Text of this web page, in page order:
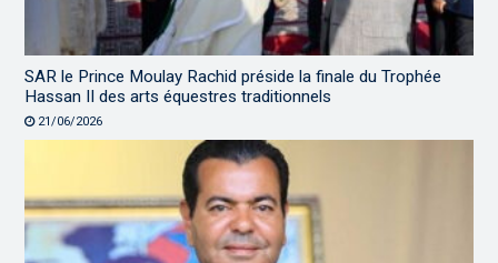
SAR le Prince Moulay Rachid préside la finale du Trophée
Hassan II des arts équestres traditionnels
21/06/2026